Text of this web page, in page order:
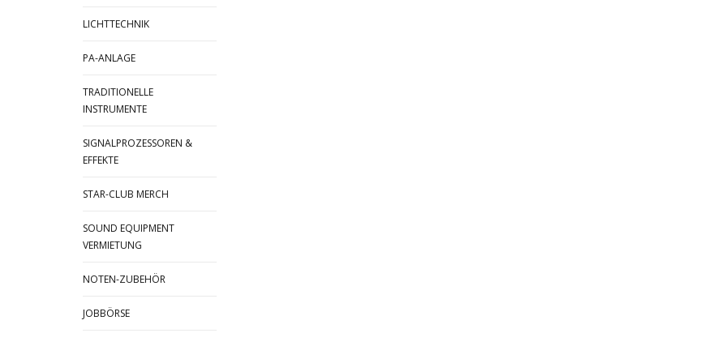
LICHTTECHNIK
PA-ANLAGE
TRADITIONELLE
INSTRUMENTE
SIGNALPROZESSOREN &
EFFEKTE
STAR-CLUB MERCH
SOUND EQUIPMENT
VERMIETUNG
NOTEN-ZUBEHÖR
JOBBÖRSE